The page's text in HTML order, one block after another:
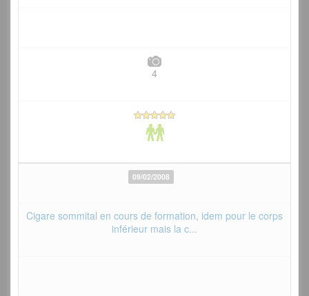
4
09/02/2008
Cigare sommital en cours de formation, idem pour le corps
inférieur mais la c...